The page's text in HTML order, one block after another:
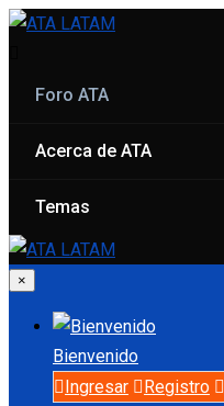
Foro ATA
Acerca de ATA
Temas
×
Bienvenido
Ingresar
Registro